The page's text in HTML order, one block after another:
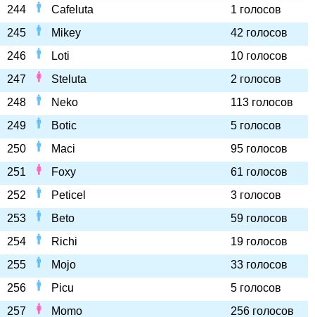
244
Cafeluta
1 голосов
245
Mikey
42 голосов
246
Loti
10 голосов
247
Steluta
2 голосов
248
Neko
113 голосов
249
Botic
5 голосов
250
Maci
95 голосов
251
Foxy
61 голосов
252
Peticel
3 голосов
253
Beto
59 голосов
254
Richi
19 голосов
255
Mojo
33 голосов
256
Picu
5 голосов
257
Momo 256 голосов